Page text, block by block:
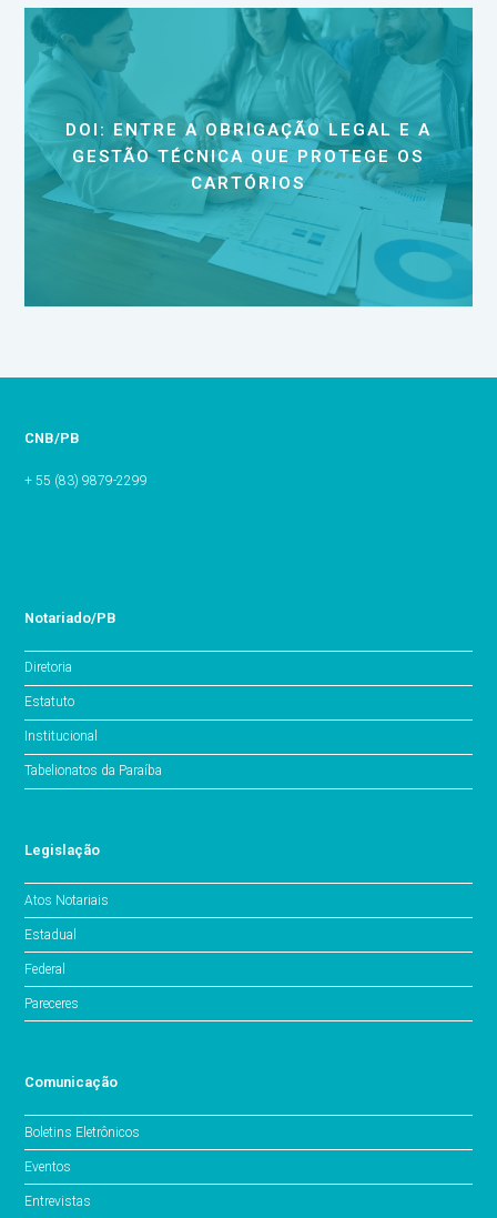
DOI: ENTRE A OBRIGAÇÃO LEGAL E A
GESTÃO TÉCNICA QUE PROTEGE OS
CARTÓRIOS
CNB/PB
+ 55 (83) 9879-2299
Notariado/PB
Diretoria
Estatuto
Institucional
Tabelionatos da Paraíba
Legislação
Atos Notariais
Estadual
Federal
Pareceres
Comunicação
Boletins Eletrônicos
Eventos
Entrevistas